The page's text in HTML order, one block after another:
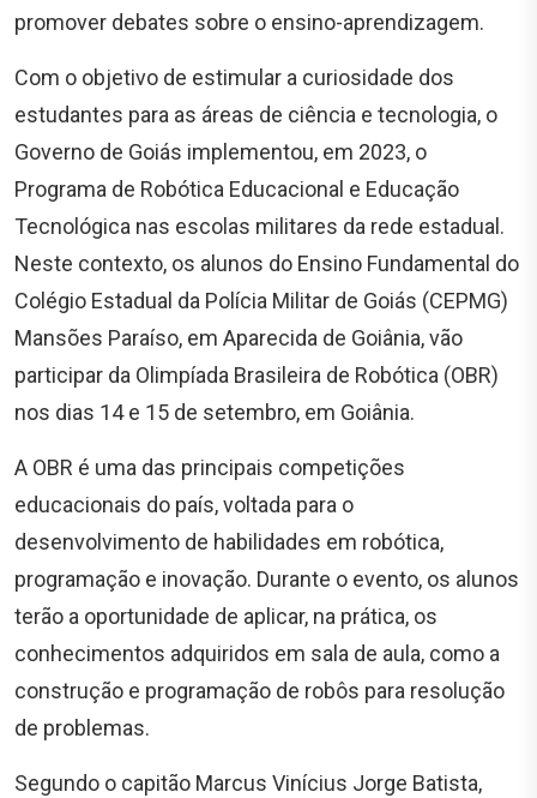
promover debates sobre o ensino-aprendizagem.
Com o objetivo de estimular a curiosidade dos
estudantes para as áreas de ciência e tecnologia, o
Governo de Goiás implementou, em 2023, o
Programa de Robótica Educacional e Educação
Tecnológica nas escolas militares da rede estadual.
Neste contexto, os alunos do Ensino Fundamental do
Colégio Estadual da Polícia Militar de Goiás (CEPMG)
Mansões Paraíso, em Aparecida de Goiânia, vão
participar da Olimpíada Brasileira de Robótica (OBR)
nos dias 14 e 15 de setembro, em Goiânia.
A OBR é uma das principais competições
educacionais do país, voltada para o
desenvolvimento de habilidades em robótica,
programação e inovação. Durante o evento, os alunos
terão a oportunidade de aplicar, na prática, os
conhecimentos adquiridos em sala de aula, como a
construção e programação de robôs para resolução
de problemas.
Segundo o capitão Marcus Vinícius Jorge Batista,